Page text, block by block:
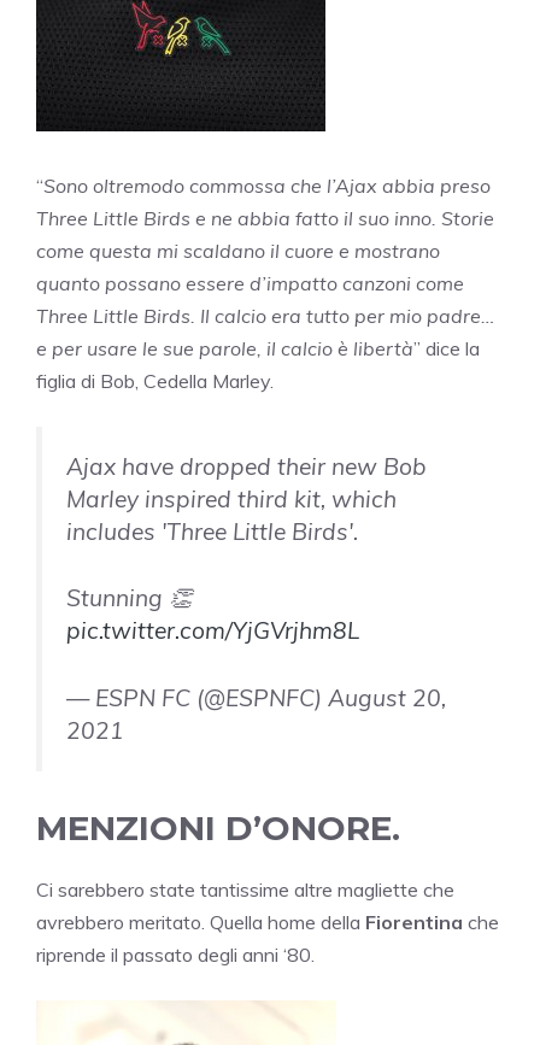
“Sono oltremodo commossa che l’Ajax abbia preso
Three Little Birds e ne abbia fatto il suo inno. Storie
come questa mi scaldano il cuore e mostrano
quanto possano essere d’impatto canzoni come
Three Little Birds. Il calcio era tutto per mio padre…
e per usare le sue parole, il calcio è libertà” dice la
figlia di Bob, Cedella Marley.
Ajax have dropped their new Bob
Marley inspired third kit, which
includes 'Three Little Birds'.
Stunning 👏
pic.twitter.com/YjGVrjhm8L
— ESPN FC (@ESPNFC) August 20,
2021
MENZIONI D’ONORE.
Ci sarebbero state tantissime altre magliette che
avrebbero meritato. Quella home della Fiorentina che
riprende il passato degli anni ‘80.